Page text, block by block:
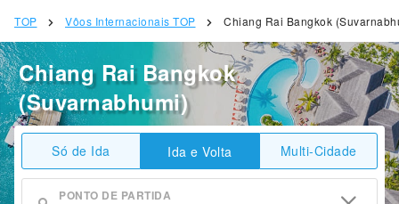
TOP Vôos Internacionais TOP Chiang Rai Bangkok
Chiang Rai Bangkok
(Suvarnabhumi)
Só de Ida Ida e Volta Multi-Cidade
PONTO DE PARTIDA